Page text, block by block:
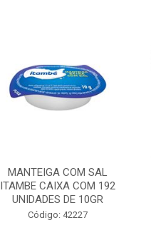
MANTEIGA COM SAL
ITAMBE CAIXA COM 192
UNIDADES DE 10GR
Código: 42227